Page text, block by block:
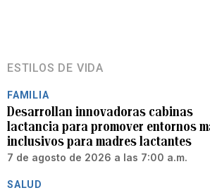
ESTILOS DE VIDA
FAMILIA
Desarrollan innovadoras cabinas
lactancia para promover entornos
inclusivos para madres lactantes
7 de agosto de 2026 a las 7:00 a.m.
SALUD